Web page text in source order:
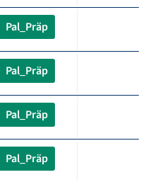
Pal_Präp
Pal_Präp
Pal_Präp
Pal_Präp